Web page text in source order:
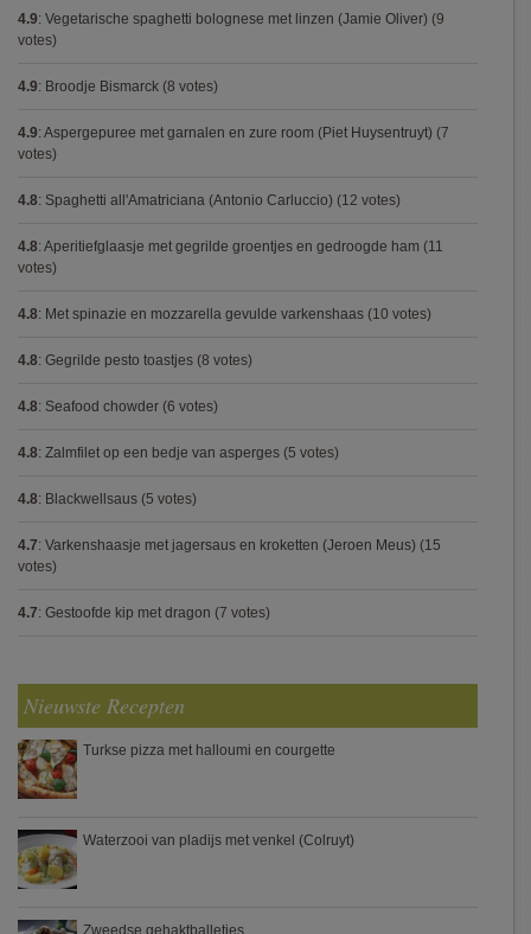
4.9: Vegetarische spaghetti bolognese met linzen (Jamie Oliver) (9
votes)
4.9: Broodje Bismarck (8 votes)
4.9: Aspergepuree met garnalen en zure room (Piet Huysentruyt) (7
votes)
4.8: Spaghetti all'Amatriciana (Antonio Carluccio) (12 votes)
4.8: Aperitiefglaasje met gegrilde groentjes en gedroogde ham (11
votes)
4.8: Met spinazie en mozzarella gevulde varkenshaas (10 votes)
4.8: Gegrilde pesto toastjes (8 votes)
4.8: Seafood chowder (6 votes)
4.8: Zalmfilet op een bedje van asperges (5 votes)
4.8: Blackwellsaus (5 votes)
4.7: Varkenshaasje met jagersaus en kroketten (Jeroen Meus) (15
votes)
4.7: Gestoofde kip met dragon (7 votes)
Nieuwste Recepten
Turkse pizza met halloumi en courgette
Waterzooi van pladijs met venkel (Colruyt)
Zweedse gehaktballetjes